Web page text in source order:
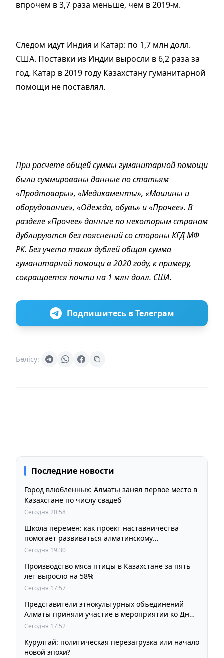
впрочем в 3,7 раза меньше, чем в 2019-м.
Следом идут Индия и Катар: по 1,7 млн долл.
США. Поставки из Индии выросли в 6,2 раза за
год. Катар в 2019 году Казахстану гуманитарной
помощи не поставлял.
При расчете общей суммы гуманитарной помощи
были суммированы данные по статьям
«Продтовары», «Медикаменты», «Машины и
оборудование», «Одежда, обувь» и «Прочее». В
разделе «Прочее» данные по некоторым странам
дублируются без пояснений со стороны КГД МФ
РК. Без учета таких дублей общая сумма
гуманитарной помощи в 2020 году, к примеру,
сокращается почти на 1 млн долл. США.
Подпишитесь в Телеграм
Бөлісу:
Последние новости
Город влюбленных: Алматы занял первое место в
Казахстане по числу свадеб
Сегодня 20:58
Школа перемен: как проект наставничества
помогает развиваться алматинскому
образованию
Сегодня 19:30
Производство мяса птицы в Казахстане за пять
лет выросло на 58%
Сегодня 17:57
Представители этнокультурных объединений
Алматы приняли участие в мероприятии ко Дню
Абая
Сегодня 17:52
Курултай: политическая перезагрузка или начало
новой эпохи?